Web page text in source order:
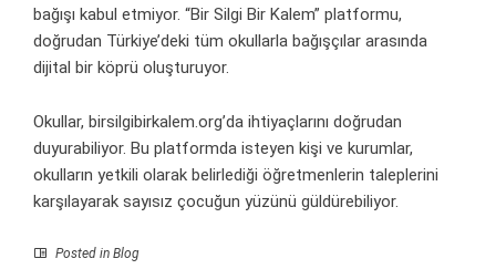
bağışı kabul etmiyor. “Bir Silgi Bir Kalem” platformu,
doğrudan Türkiye’deki tüm okullarla bağışçılar arasında
dijital bir köprü oluşturuyor.
Okullar, birsilgibirkalem.org’da ihtiyaçlarını doğrudan
duyurabiliyor. Bu platformda isteyen kişi ve kurumlar,
okulların yetkili olarak belirlediği öğretmenlerin taleplerini
karşılayarak sayısız çocuğun yüzünü güldürebiliyor.
Posted in Blog